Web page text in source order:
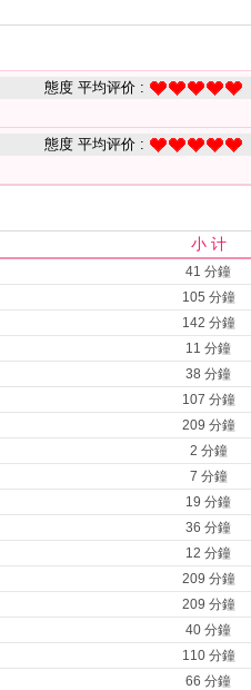
態度 平均评价 :
態度 平均评价 :
小 计
41 分鐘
105 分鐘
142 分鐘
11 分鐘
38 分鐘
107 分鐘
209 分鐘
2 分鐘
7 分鐘
19 分鐘
36 分鐘
12 分鐘
209 分鐘
209 分鐘
40 分鐘
110 分鐘
66 分鐘